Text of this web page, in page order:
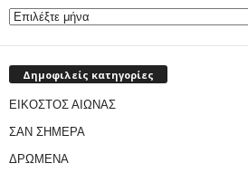
Δημοφιλείς κατηγορίες
ΕΙΚΟΣΤΟΣ ΑΙΩΝΑΣ
ΣΑΝ ΣΗΜΕΡΑ
ΔΡΩΜΕΝΑ